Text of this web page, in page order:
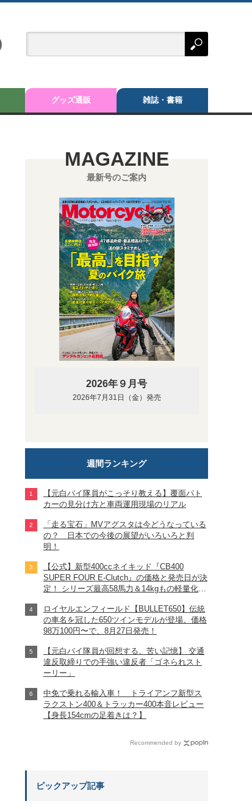
グッズ通販 雑誌・書籍
販売店に配布されたと思われる「ウルトラS」の販促
MAGAZINE
最新号のご案内
2026年９月号
2026年7月31日（金）発売
週間ランキング
【元白バイ隊員がこっそり教える】覆面パト
カーの見分け方と車両運用現場のリアル
「走る宝石」MVアグスタは今どうなっている
の？ 日本での今後の展望がいろいろと判
明！
【公式】新型400ccネイキッド『CB400
SUPER FOUR E-Clutch』の価格と発売日が決
定！ シリーズ最高58馬力＆14kgもの軽量化!?
【Honda2026新車ニュース】
ロイヤルエンフィールド【BULLET650】伝統
の車名を冠した650ツインモデルが登場。価格
98万100円〜で、8月27日発売！
【元白バイ隊員が回想する、苦い記憶】 交通
違反取締りでの手強い違反者「ゴネられスト
ーリー」
中免で乗れる輸入車！ トライアンフ新型ス
ラクストン400＆トラッカー400本音レビュー
【身長154cmの足着きは？】
Recommended by
ピックアップ記事